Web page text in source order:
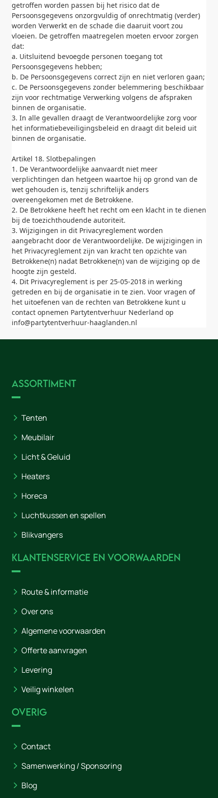
getroffen worden passen bij het risico dat de
Persoonsgegevens onzorgvuldig of onrechtmatig (verder)
worden Verwerkt en de schade die daaruit voort zou
vloeien. De getroffen maatregelen moeten ervoor zorgen
dat:
a. Uitsluitend bevoegde personen toegang tot
Persoonsgegevens hebben;
b. De Persoonsgegevens correct zijn en niet verloren gaan;
c. De Persoonsgegevens zonder belemmering beschikbaar
zijn voor rechtmatige Verwerking volgens de afspraken
binnen de organisatie.
3. In alle gevallen draagt de Verantwoordelijke zorg voor
het informatiebeveiligingsbeleid en draagt dit beleid uit
binnen de organisatie.
Artikel 18. Slotbepalingen
1. De Verantwoordelijke aanvaardt niet meer
verplichtingen dan hetgeen waartoe hij op grond van de
wet gehouden is, tenzij schriftelijk anders
overeengekomen met de Betrokkene.
2. De Betrokkene heeft het recht om een klacht in te dienen
bij de toezichthoudende autoriteit.
3. Wijzigingen in dit Privacyreglement worden
aangebracht door de Verantwoordelijke. De wijzigingen in
het Privacyreglement zijn van kracht ten opzichte van
Betrokkene(n) nadat Betrokkene(n) van de wijziging op de
hoogte zijn gesteld.
4. Dit Privacyreglement is per 25-05-2018 in werking
getreden en bij de organisatie in te zien. Voor vragen of
het uitoefenen van de rechten van Betrokkene kunt u
contact opnemen Partytentverhuur Nederland op
info@partytentverhuur-haaglanden.nl
Assortiment
Tenten
Meubilair
Licht & Geluid
Heaters
Horeca
Luchtkussen en spellen
Blikvangers
Klantenservice en voorwaarden
Route & informatie
Over ons
Algemene voorwaarden
Offerte aanvragen
Levering
Veilig winkelen
Overig
Contact
Samenwerking / Sponsoring
Blog